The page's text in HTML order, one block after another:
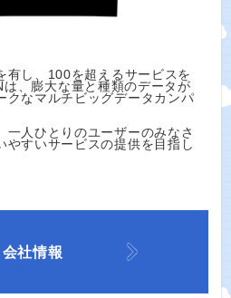
有し、100を超えるサービスを
、膨大な量と種類のデータが
クなマルチビッグデータカンパ
一人ひとりのユーザーのみなさ
やすいサービスの提供を目指し
会社情報